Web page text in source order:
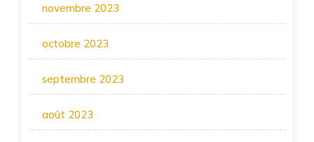
novembre 2023
octobre 2023
septembre 2023
août 2023